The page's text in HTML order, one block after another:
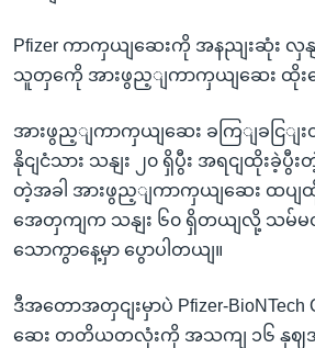
Pfizer ကာကှယျဆေးကို အနညျးဆုံး လှ
သူတှကေို အားဖွည့ျကာကှယျဆေး ထိုးပေ
အားဖွည့ျကာကှယျဆေး ခကြျခငြျ
နိုငျငံသား သနျး ၂၀ ရှိပွီး အရငျထိုးခဲ့
တဲ့အခါ အားဖွည့ျကာကှယျဆေး ထပ
အေတှကျက သနျး ၆၀ ရှိတယျလို့ သမ်
သောကွာနေ့မှာ ပွောပါတယျ။
ဒီအတောအတှငျးမှာပဲ Pfizer-BioNTech
ဆေး တတိယတလုံးကို အသကျ ၁၆ နှ